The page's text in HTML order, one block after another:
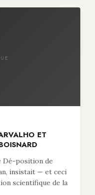
ET
Dé-position de
insistait — et ceci
scientifique de la